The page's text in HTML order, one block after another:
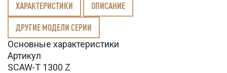
ХАРАКТЕРИСТИКИ ОПИСАНИЕ
ДРУГИЕ МОДЕЛИ СЕРИИ
Основные характеристики
Артикул
SCAW-T 1300 Z